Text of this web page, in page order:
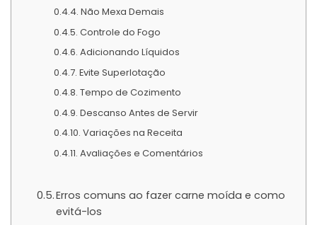
Não Mexa Demais
Controle do Fogo
Adicionando Líquidos
Evite Superlotação
Tempo de Cozimento
Descanso Antes de Servir
Variações na Receita
Avaliações e Comentários
Erros comuns ao fazer carne moída e como
evitá-los